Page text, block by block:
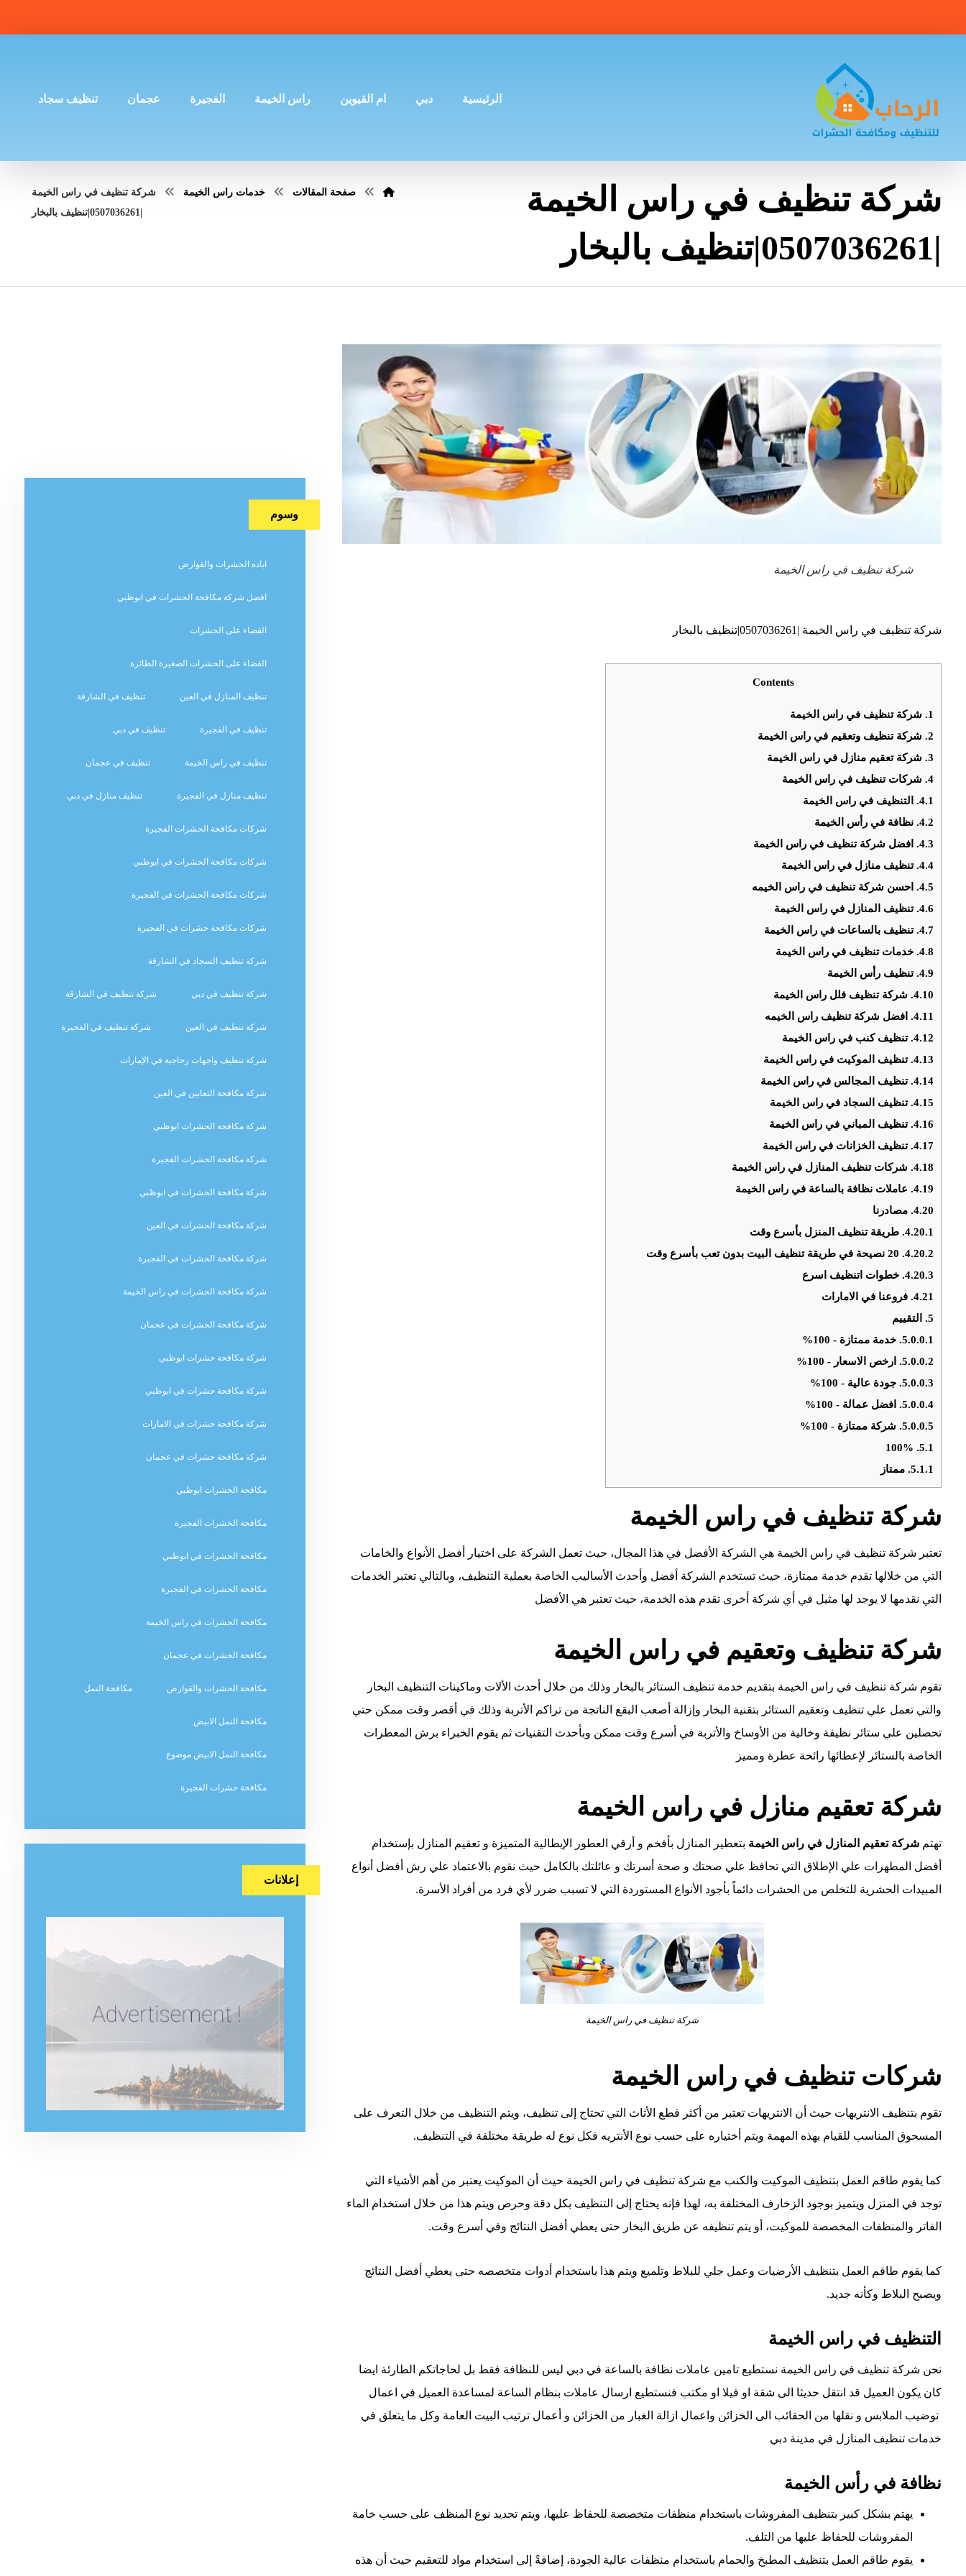
الرئيسية دبي ام القيوين راس الخيمة الفجيرة عجمان تنظيف سجاد
شركة تنظيف في راس الخيمة
|0507036261|تنظيف بالبخار
صفحة المقالات خدمات راس الخيمة
شركة تنظيف في راس الخيمة
|0507036261|تنظيف بالبخار
شركة تنظيف في راس الخيمة
شركة تنظيف في راس الخيمة |0507036261|تنظيف بالبخار
Contents
1. شركة تنظيف في راس الخيمة
2. شركة تنظيف وتعقيم في راس الخيمة
3. شركة تعقيم منازل في راس الخيمة
4. شركات تنظيف في راس الخيمة
4.1. التنظيف في راس الخيمة
4.2. نظافة في رأس الخيمة
4.3. افضل شركة تنظيف في راس الخيمة
4.4. تنظيف منازل في راس الخيمة
4.5. احسن شركة تنظيف في راس الخيمه
4.6. تنظيف المنازل في راس الخيمة
4.7. تنظيف بالساعات في راس الخيمة
4.8. خدمات تنظيف في راس الخيمة
4.9. تنظيف رأس الخيمة
4.10. شركة تنظيف فلل راس الخيمة
4.11. افضل شركة تنظيف راس الخيمه
4.12. تنظيف كنب في راس الخيمة
4.13. تنظيف الموكيت في راس الخيمة
4.14. تنظيف المجالس في راس الخيمة
4.15. تنظيف السجاد في راس الخيمة
4.16. تنظيف المباني في راس الخيمة
4.17. تنظيف الخزانات في راس الخيمة
4.18. شركات تنظيف المنازل في راس الخيمة
4.19. عاملات نظافة بالساعة في راس الخيمة
4.20. مصادرنا
4.20.1. طريقة تنظيف المنزل بأسرع وقت
4.20.2. 20 نصيحة في طريقة تنظيف البيت بدون تعب بأسرع وقت
4.20.3. خطوات اتنظيف اسرع
4.21. فروعنا في الامارات
5. التقييم
5.0.0.1. خدمة ممتازة - 100%
5.0.0.2. ارخص الاسعار - 100%
5.0.0.3. جودة عالية - 100%
5.0.0.4. افضل عمالة - 100%
5.0.0.5. شركة ممتازة - 100%
5.1.
100%
5.1.1. ممتاز
شركة تنظيف في راس الخيمة
تعتبر شركة تنظيف في راس الخيمة هي الشركة الأفضل في هذا المجال، حيث تعمل الشركة على اختيار أفضل الأنواع والخامات
التي من خلالها تقدم خدمة ممتازة، حيث تستخدم الشركة أفضل وأحدث الأساليب الخاصة بعملية التنظيف، وبالتالي تعتبر الخدمات
التي نقدمها لا يوجد لها مثيل في أي شركة أخرى تقدم هذه الخدمة، حيث تعتبر هي الأفضل
شركة تنظيف وتعقيم في راس الخيمة
تقوم شركة تنظيف في راس الخيمة بتقديم خدمة تنظيف الستائر بالبخار وذلك من خلال أحدث الألات وماكينات التنظيف البخار
والتي تعمل علي تنظيف وتعقيم الستائر بتقنية البخار وإزالة أصعب البقع الناتجة من تراكم الأتربة وذلك في أقصر وقت ممكن حتي
تحصلين علي ستائر نظيفة وخالية من الأوساخ والأتربة في أسرع وقت ممكن وبأحدث التقنيات ثم يقوم الخبراء برش المعطرات
الخاصة بالستائر لإعطائها رائحة عطرة ومميز
شركة تعقيم منازل في راس الخيمة
تهتم شركة تعقيم المنازل في راس الخيمة بتعطير المنازل بأفخم و أرقي العطور الإيطالية المتميزة و تعقيم المنازل بإستخدام
أفضل المطهرات علي الإطلاق التي تحافظ علي صحتك و صحة أسرتك و عائلتك بالكامل حيث نقوم بالاعتماد علي رش أفضل أنواع
المبيدات الحشرية للتخلص من الحشرات دائماً بأجود الأنواع المستوردة التي لا تسبب ضرر لأي فرد من أفراد الأسرة.
شركة تنظيف في راس الخيمة
شركات تنظيف في راس الخيمة
تقوم بتنظيف الانتريهات حيث أن الانتريهات تعتبر من أكثر قطع الأثاث التي تحتاج إلى تنظيف، ويتم التنظيف من خلال التعرف على
المسحوق المناسب للقيام بهذه المهمة ويتم أختياره على حسب نوع الأنتريه فكل نوع له طريقة مختلفة في التنظيف.
كما يقوم طاقم العمل بتنظيف الموكيت والكنب مع شركة تنظيف في راس الخيمة حيث أن الموكيت يعتبر من أهم الأشياء التي
توجد في المنزل ويتميز بوجود الزخارف المختلفة به، لهذا فإنه يحتاج إلى التنظيف بكل دقة وحرص ويتم هذا من خلال استخدام الماء
الفاتر والمنظفات المخصصة للموكيت، أو يتم تنظيفه عن طريق البخار حتى يعطي أفضل النتائج وفي أسرع وقت.
كما يقوم طاقم العمل بتنظيف الأرضيات وعمل جلي للبلاط وتلميع ويتم هذا باستخدام أدوات متخصصه حتى يعطي أفضل النتائج
ويصبح البلاط وكأنه جديد.
التنظيف في راس الخيمة
نحن شركة تنظيف في راس الخيمة نستطيع تامين عاملات نظافة بالساعة في دبي ليس للنظافة فقط بل لحاجاتكم الطارئة ايضا
كان يكون العميل قد انتقل حديثا الى شقة او فيلا او مكتب فنستطيع ارسال عاملات بنظام الساعة لمساعدة العميل في اعمال
توضيب الملابس و نقلها من الحقائب الى الخزائن واعمال ازالة الغبار من الخزائن و أعمال ترتيب البيت العامة وكل ما يتعلق في
خدمات تنظيف المنازل في مدينة دبي
نظافة في رأس الخيمة
يهتم بشكل كبير بتنظيف المفروشات باستخدام منظفات متخصصة للحفاظ عليها، ويتم تحديد نوع المنظف على حسب خامة
المفروشات للحفاظ عليها من التلف.
يقوم طاقم العمل بتنظيف المطبخ والحمام باستخدام منظفات عالية الجودة، إضافةً إلى استخدام مواد للتعقيم حيث أن هذه
وسوم
اباده الحشرات والقوارض
افضل شركة مكافحة الحشرات في ابوظبي
القضاء على الحشرات
القضاء على الحشرات الصغيرة الطائرة
تنظيف المنازل في العين تنظيف في الشارقة
تنظيف في الفجيرة تنظيف في دبي
تنظيف في راس الخيمة تنظيف في عجمان
تنظيف منازل في الفجيرة تنظيف منازل في دبي
شركات مكافحة الحشرات الفجيرة
شركات مكافحة الحشرات في ابوظبي
شركات مكافحة الحشرات في الفجيرة
شركات مكافحة حشرات في الفجيرة
شركة تنظيف السجاد في الشارقة
شركة تنظيف في دبي شركة تنظيف في الشارقة
شركة تنظيف في العين شركة تنظيف في الفجيرة
شركة تنظيف واجهات زجاجية في الإمارات
شركة مكافحة الثعابين في العين
شركة مكافحة الحشرات ابوظبي
شركة مكافحة الحشرات الفجيرة
شركة مكافحة الحشرات في ابوظبي
شركة مكافحة الحشرات في العين
شركة مكافحة الحشرات في الفجيرة
شركة مكافحة الحشرات في راس الخيمة
شركة مكافحة الحشرات في عجمان
شركة مكافحة حشرات ابوظبي
شركة مكافحة حشرات في ابوظبي
شركة مكافحة حشرات في الامارات
شركة مكافحة حشرات في عجمان
مكافحة الحشرات ابوظبي
مكافحة الحشرات الفجيرة
مكافحة الحشرات في ابوظبي
مكافحة الحشرات في الفجيرة
مكافحة الحشرات في راس الخيمة
مكافحة الحشرات في عجمان
مكافحة الحشرات والقوارض مكافحة النمل
مكافحة النمل الابيض
مكافحة النمل الابيض موضوع
مكافحة حشرات الفجيرة
إعلانات